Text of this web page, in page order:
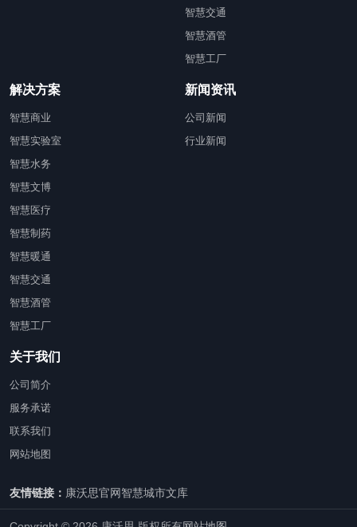
智慧交通
智慧酒管
智慧工厂
解决方案
智慧商业
智慧实验室
智慧水务
智慧文博
智慧医疗
智慧制药
智慧暖通
智慧交通
智慧酒管
智慧工厂
新闻资讯
公司新闻
行业新闻
关于我们
公司简介
服务承诺
联系我们
网站地图
友情链接： 康沃思官网智慧城市文库